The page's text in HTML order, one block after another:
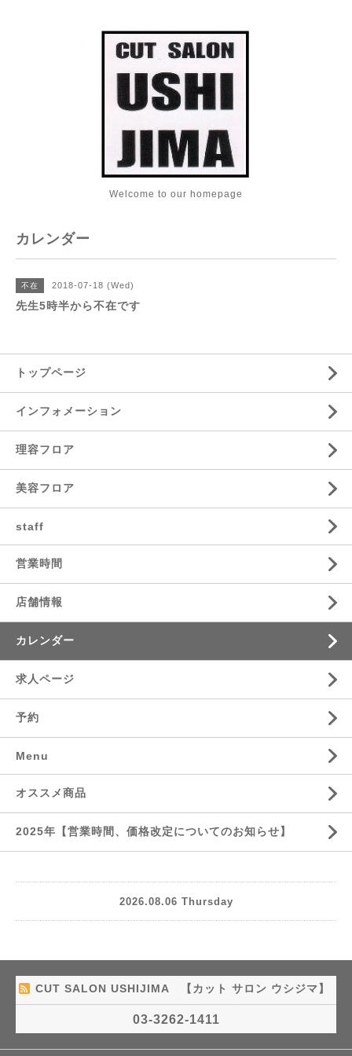
Welcome to our homepage
カレンダー
不在 2018-07-18 (Wed)
先生5時半から不在です
トップページ
インフォメーション
理容フロア
美容フロア
staff
営業時間
店舗情報
カレンダー
求人ページ
予約
Menu
オススメ商品
2025年【営業時間、価格改定についてのお知らせ】
2026.08.06 Thursday
CUT SALON USHIJIMA 【カット サロン ウシジマ】
03-3262-1411